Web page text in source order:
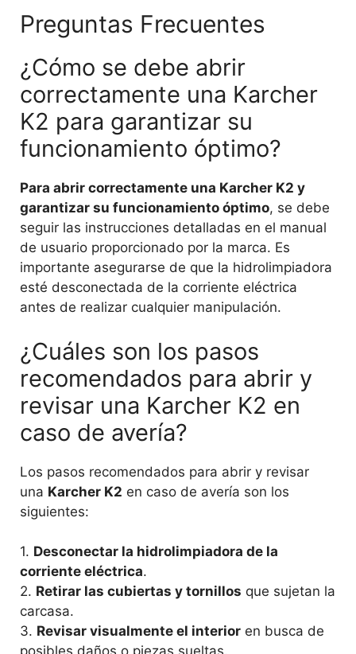
Preguntas Frecuentes
¿Cómo se debe abrir
correctamente una Karcher
K2 para garantizar su
funcionamiento óptimo?
Para abrir correctamente una Karcher K2 y
garantizar su funcionamiento óptimo, se debe
seguir las instrucciones detalladas en el manual
de usuario proporcionado por la marca. Es
importante asegurarse de que la hidrolimpiadora
esté desconectada de la corriente eléctrica
antes de realizar cualquier manipulación.
¿Cuáles son los pasos
recomendados para abrir y
revisar una Karcher K2 en
caso de avería?
Los pasos recomendados para abrir y revisar
una Karcher K2 en caso de avería son los
siguientes:
1. Desconectar la hidrolimpiadora de la
corriente eléctrica.
2. Retirar las cubiertas y tornillos que sujetan la
carcasa.
3. Revisar visualmente el interior en busca de